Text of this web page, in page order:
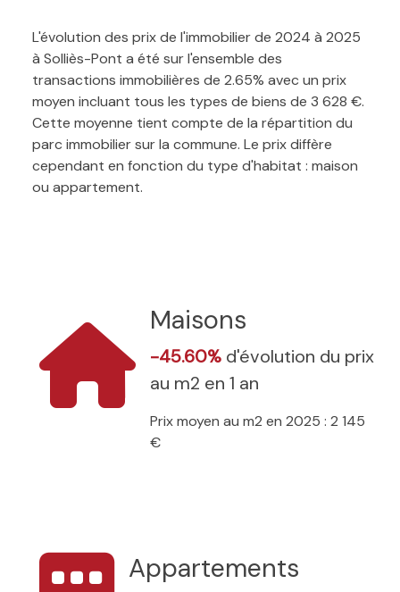
L'évolution des prix de l'immobilier de 2024 à 2025
à Solliès-Pont a été sur l'ensemble des
transactions immobilières de 2.65% avec un prix
moyen incluant tous les types de biens de 3 628 €.
Cette moyenne tient compte de la répartition du
parc immobilier sur la commune. Le prix diffère
cependant en fonction du type d'habitat : maison
ou appartement.
Maisons
-45.60% d'évolution du prix
au m2 en 1 an
Prix moyen au m2 en 2025 : 2 145
€
Appartements